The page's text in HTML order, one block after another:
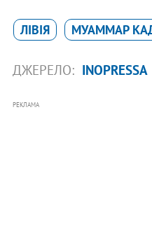
ЛІВІЯ МУАММАР
ДЖЕРЕЛО: INOPRESSA
РЕКЛАМА